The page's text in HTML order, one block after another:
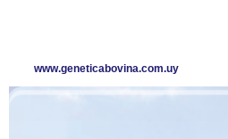
www.geneticabovina.com.uy